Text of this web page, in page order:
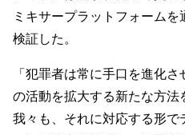
ミキサープラットフォーム
検証した。
「犯罪者は常に手口を進化
の活動を拡大する新たな方
我々も、それに対応する形